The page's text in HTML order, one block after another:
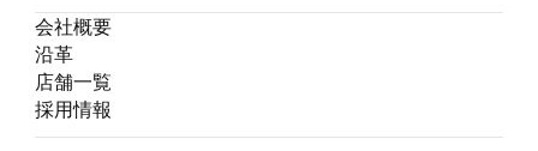
会社概要
沿革
店舗一覧
採用情報